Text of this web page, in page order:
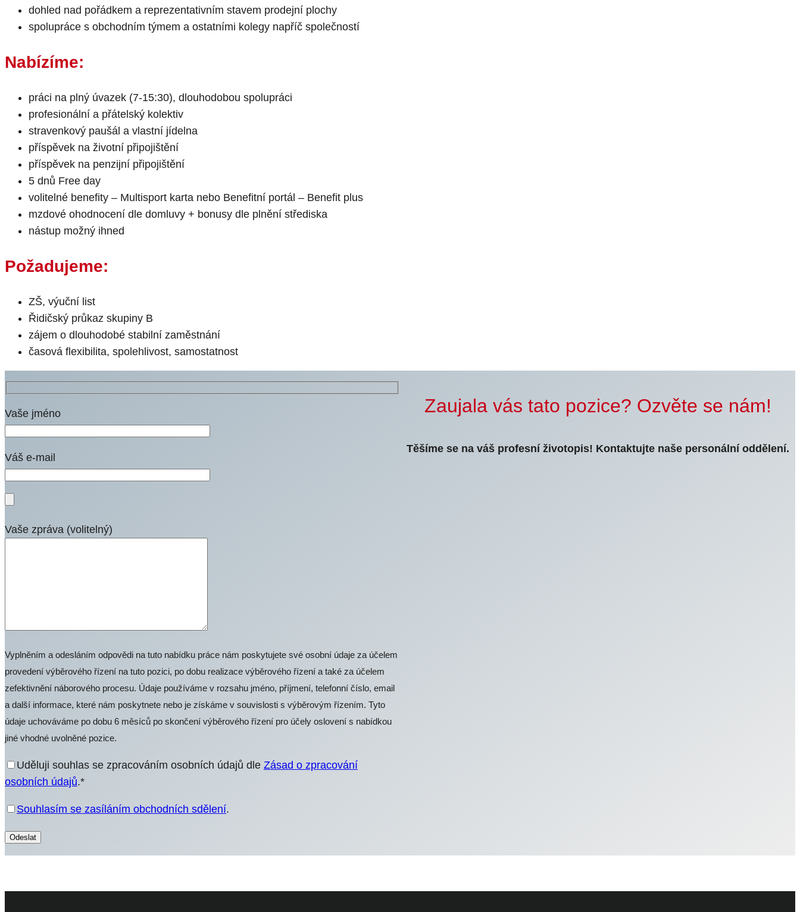
dohled nad pořádkem a reprezentativním stavem prodejní plochy
spolupráce s obchodním týmem a ostatními kolegy napříč společností
Nabízíme:
práci na plný úvazek (7-15:30), dlouhodobou spolupráci
profesionální a přátelský kolektiv
stravenkový paušál a vlastní jídelna
příspěvek na životní připojištění
příspěvek na penzijní připojištění
5 dnů Free day
volitelné benefity – Multisport karta nebo Benefitní portál – Benefit plus
mzdové ohodnocení dle domluvy + bonusy dle plnění střediska
nástup možný ihned
Požadujeme:
ZŠ, výuční list
Řidičský průkaz skupiny B
zájem o dlouhodobé stabilní zaměstnání
časová flexibilita, spolehlivost, samostatnost
Vaše jméno
Váš e-mail
Vaše zpráva (volitelný)
Vyplněním a odesláním odpovědi na tuto nabídku práce nám poskytujete své osobní údaje za účelem
provedení výběrového řízení na tuto pozici, po dobu realizace výběrového řízení a také za účelem
zefektivnění náborového procesu. Údaje používáme v rozsahu jméno, příjmení, telefonní číslo, email
a další informace, které nám poskytnete nebo je získáme v souvislosti s výběrovým řízením. Tyto
údaje uchováváme po dobu 6 měsíců po skončení výběrového řízení pro účely oslovení s nabídkou
jiné vhodné uvolněné pozice.
Uděluji souhlas se zpracováním osobních údajů dle Zásad o zpracování
osobních údajů.*
Souhlasím se zasíláním obchodních sdělení.
Zaujala vás tato pozice? Ozvěte se nám!
Těšíme se na váš profesní životopis! Kontaktujte naše personální oddělení.